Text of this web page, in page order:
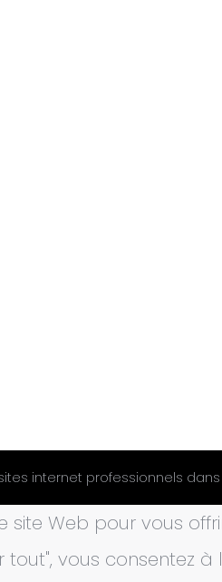
internet professionnels dans
site Web pour vous
vous consentez